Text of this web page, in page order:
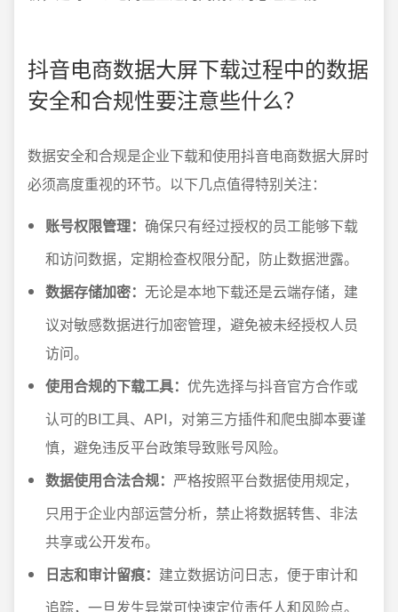
抖音电商数据大屏下载过程中的数据
安全和合规性要注意些什么？
数据安全和合规是企业下载和使用抖音电商数据大屏时
必须高度重视的环节。以下几点值得特别关注：
账号权限管理： 确保只有经过授权的员工能够下载
和访问数据，定期检查权限分配，防止数据泄露。
数据存储加密： 无论是本地下载还是云端存储，建
议对敏感数据进行加密管理，避免被未经授权人员
访问。
使用合规的下载工具： 优先选择与抖音官方合作或
认可的BI工具、API，对第三方插件和爬虫脚本要谨
慎，避免违反平台政策导致账号风险。
数据使用合法合规： 严格按照平台数据使用规定，
只用于企业内部运营分析，禁止将数据转售、非法
共享或公开发布。
日志和审计留痕： 建立数据访问日志，便于审计和
追踪，一旦发生异常可快速定位责任人和风险点。